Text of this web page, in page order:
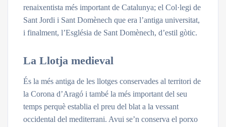
renaixentista més important de Catalunya; el Col·legi de
Sant Jordi i Sant Domènech que era l’antiga universitat,
i finalment, l’Església de Sant Domènech, d’estil gòtic.
La Llotja medieval
És la més antiga de les llotges conservades al territori de
la Corona d’Aragó i també la més important del seu
temps perquè establia el preu del blat a la vessant
occidental del mediterrani. Avui se’n conserva el porxo